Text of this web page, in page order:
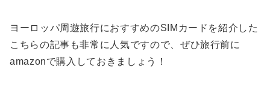
ヨーロッパ周遊旅行におすすめのSIMカードを紹介した
こちらの記事も非常に人気ですので、ぜひ旅行前に
amazonで購入しておきましょう！